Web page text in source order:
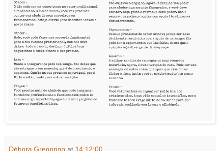
Débora Gregorino at 14:12:00